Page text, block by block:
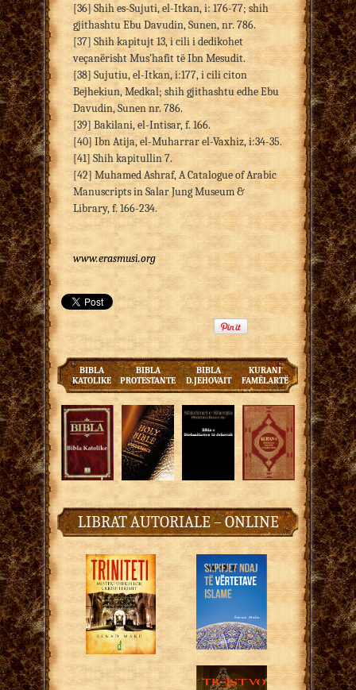
[36] Shih es-Sujuti, el-Itkan, i: 176-77; shih
gjithashtu Ebu Davudin, Sunen, nr. 786.
[37] Shih kapitujt 13, i cili i dedikohet
veçanërisht Mus’hafit të Ibn Mesudit.
[38] Sujutiu, el-Itkan, i:177, i cili citon
Bejhekiun, Medkal; shih gjithashtu edhe Ebu
Davudin, Sunen nr. 786.
[39] Bakilani, el-Intisar, f. 166.
[40] Ibn Atija, el-Muharrar el-Vaxhiz, i:34-35.
[41] Shih kapitullin 7.
[42] Muhamed Ashraf, A Catalogue of Arabic
Manuscripts in Salar Jung Museum &
Library, f. 166-234.
www.erasmusi.org
BIBLA
KATOLIKE
BIBLA
PROTESTANTE
BIBLA
D.JEHOVAIT
KURANI
FAMËLARTË
LIBRAT AUTORIALE – ONLINE